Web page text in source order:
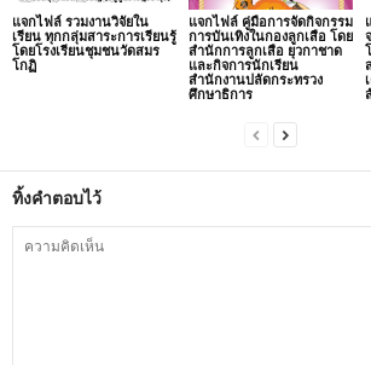
แจกไฟล์ รวมงานวิจัยใน
เรียน ทุกกลุ่มสาระการเรียนรู้
โดยโรงเรียนชุมชนวัดสมร
โกฏิ
แจกไฟล์ คู่มือการจัดกิจกรรม
การบันเทิงในกองลูกเสือ โดย
สำนักการลูกเสือ ยุวกาชาด
และกิจการนักเรียน
สำนักงานปลัดกระทรวง
ศึกษาธิการ
ทิ้งคำตอบไว้